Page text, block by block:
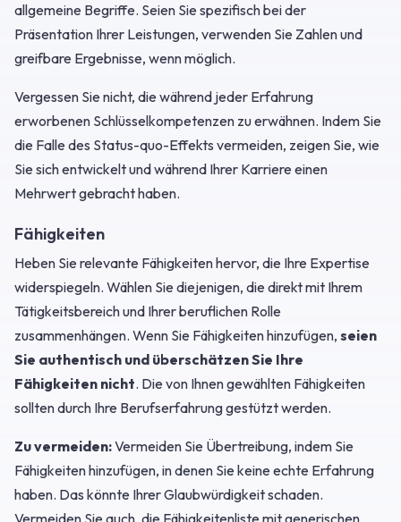
allgemeine Begriffe. Seien Sie spezifisch bei der
Präsentation Ihrer Leistungen, verwenden Sie Zahlen und
greifbare Ergebnisse, wenn möglich.
Vergessen Sie nicht, die während jeder Erfahrung
erworbenen Schlüsselkompetenzen zu erwähnen. Indem Sie
die Falle des Status-quo-Effekts vermeiden, zeigen Sie, wie
Sie sich entwickelt und während Ihrer Karriere einen
Mehrwert gebracht haben.
Fähigkeiten
Heben Sie relevante Fähigkeiten hervor, die Ihre Expertise
widerspiegeln. Wählen Sie diejenigen, die direkt mit Ihrem
Tätigkeitsbereich und Ihrer beruflichen Rolle
zusammenhängen. Wenn Sie Fähigkeiten hinzufügen, seien
Sie authentisch und überschätzen Sie Ihre
Fähigkeiten nicht. Die von Ihnen gewählten Fähigkeiten
sollten durch Ihre Berufserfahrung gestützt werden.
Zu vermeiden:Vermeiden Sie Übertreibung, indem Sie
Fähigkeiten hinzufügen, in denen Sie keine echte Erfahrung
haben. Das könnte Ihrer Glaubwürdigkeit schaden.